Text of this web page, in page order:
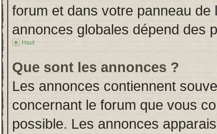
forum et dans votre panneau de
annonces globales dépend des
Haut
Que sont les annonces ?
Les annonces contiennent
concernant le forum que vous
possible. Les annonces